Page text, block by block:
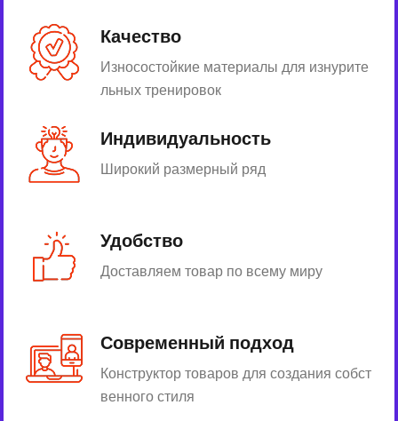
Качество
Износостойкие материалы для изнурите
льных тренировок
Индивидуальность
Широкий размерный ряд
Удобство
Доставляем товар по всему миру
Современный подход
Конструктор товаров для создания собст
венного стиля